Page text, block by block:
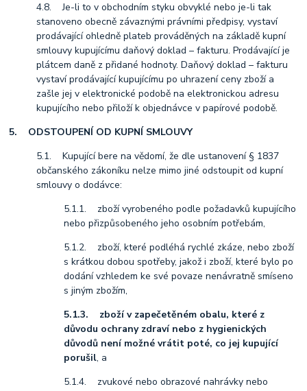
4.8. Je-li to v obchodním styku obvyklé nebo je-li tak
stanoveno obecně závaznými právními předpisy, vystaví
prodávající ohledně plateb prováděných na základě kupní
smlouvy kupujícímu daňový doklad – fakturu. Prodávající je
plátcem daně z přidané hodnoty. Daňový doklad – fakturu
vystaví prodávající kupujícímu po uhrazení ceny zboží a
zašle jej v elektronické podobě na elektronickou adresu
kupujícího nebo přiloží k objednávce v papírové podobě.
5. ODSTOUPENÍ OD KUPNÍ SMLOUVY
5.1. Kupující bere na vědomí, že dle ustanovení § 1837
občanského zákoníku nelze mimo jiné odstoupit od kupní
smlouvy o dodávce:
5.1.1. zboží vyrobeného podle požadavků kupujícího
nebo přizpůsobeného jeho osobním potřebám,
5.1.2. zboží, které podléhá rychlé zkáze, nebo zboží
s krátkou dobou spotřeby, jakož i zboží, které bylo po
dodání vzhledem ke své povaze nenávratně smíseno
s jiným zbožím,
5.1.3. zboží v zapečetěném obalu, které z
důvodu ochrany zdraví nebo z hygienických
důvodů není možné vrátit poté, co jej kupující
porušil, a
5.1.4. zvukové nebo obrazové nahrávky nebo